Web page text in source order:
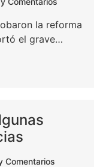
la reforma
el grave…
Comentarios